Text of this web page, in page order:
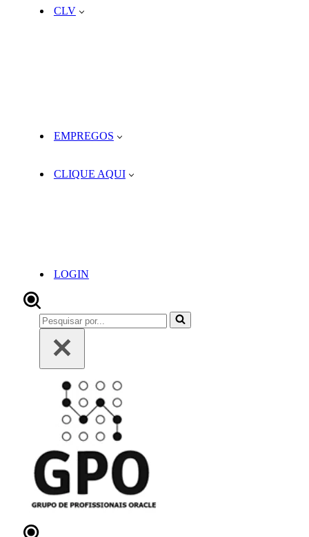
CLV
EMPREGOS
CLIQUE AQUI
LOGIN
Pesquisar
por...